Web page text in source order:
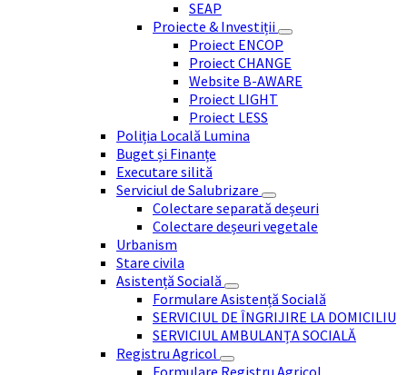
SEAP
Proiecte & Investiții
Proiect ENCOP
Proiect CHANGE
Website B-AWARE
Proiect LIGHT
Proiect LESS
Poliția Locală Lumina
Buget și Finanțe
Executare silită
Serviciul de Salubrizare
Colectare separată deșeuri
Colectare deșeuri vegetale
Urbanism
Stare civila
Asistență Socială
Formulare Asistență Socială
SERVICIUL DE ÎNGRIJIRE LA DOMICILIU
SERVICIUL AMBULANȚA SOCIALĂ
Registru Agricol